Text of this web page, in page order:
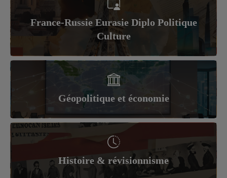
France-Russie Eurasie Diplo Politique
Culture
Géopolitique et économie
Histoire & révisionnisme